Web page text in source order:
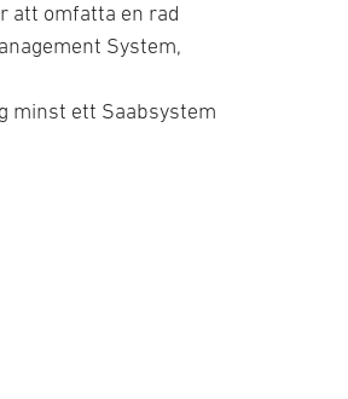
att omfatta en rad
System,
minst ett Saabsystem